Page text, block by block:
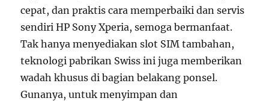
cepat, dan praktis cara memperbaiki dan servis
sendiri HP Sony Xperia, semoga bermanfaat.
Tak hanya menyediakan slot SIM tambahan,
teknologi pabrikan Swiss ini juga memberikan
wadah khusus di bagian belakang ponsel.
Gunanya, untuk menyimpan dan